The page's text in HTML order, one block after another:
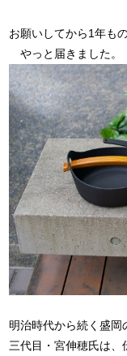
お願いしてから1年も
やっと届きました。
明治時代から続く盛岡
三代目・宮伸穂氏は